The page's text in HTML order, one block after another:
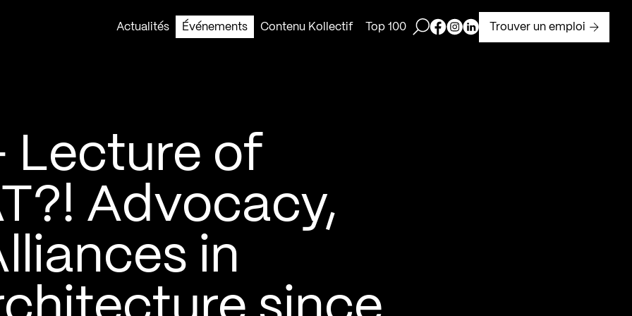
Actualités
Événements Contenu Kollectif Top 100 Ouvrir la barre de recherche
Page Facebook de Kollectif
Page Instagram de Kollectif
Page Linkedin de Kollectif
Trouver un emploi
Lecture of
Advocacy,
in